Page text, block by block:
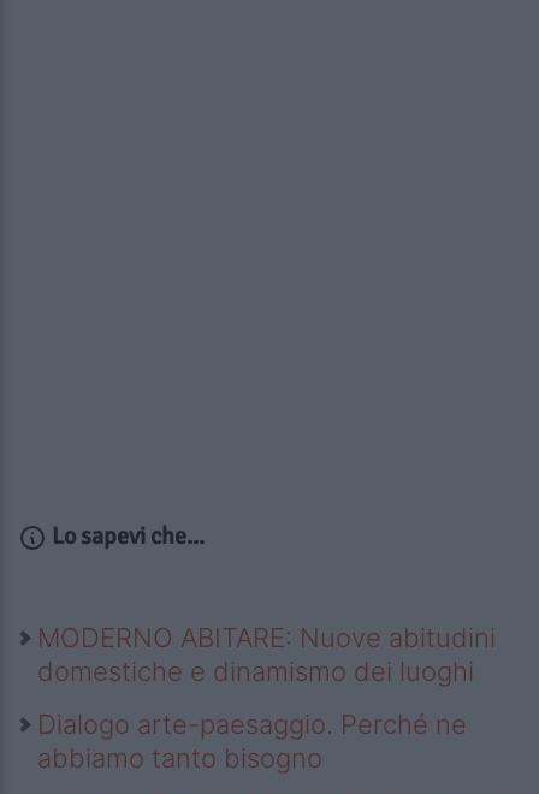
Lo sapevi che...
MODERNO ABITARE: Nuove abitudini
domestiche e dinamismo dei luoghi
Dialogo arte-paesaggio. Perché ne
abbiamo tanto bisogno